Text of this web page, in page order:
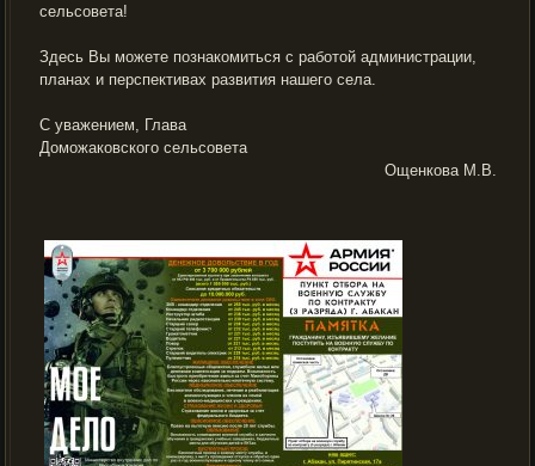
сельсовета!
Здесь Вы можете познакомиться с работой администрации,
планах и перспективах развития нашего села.
С уважением, Глава
Доможаковского сельсовета
Ощенкова М.В.